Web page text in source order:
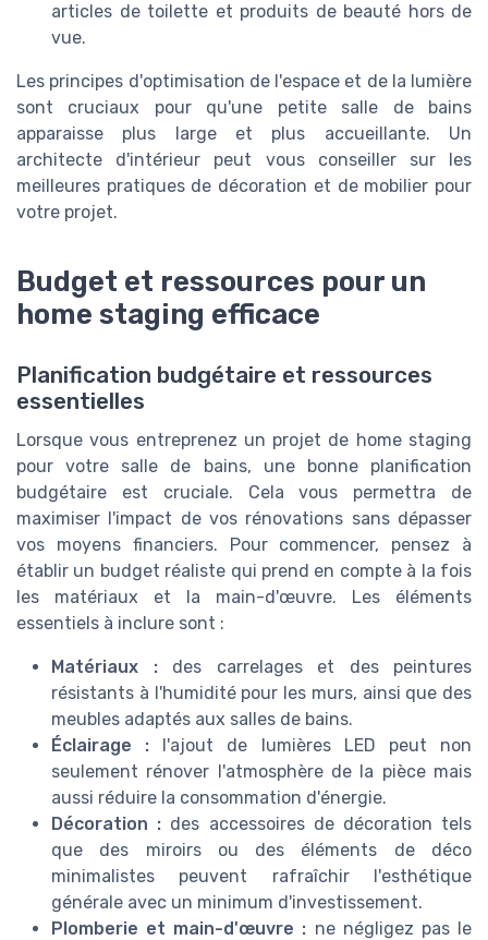
articles de toilette et produits de beauté hors de
vue.
Les principes d'optimisation de l'espace et de la lumière
sont cruciaux pour qu'une petite salle de bains
apparaisse plus large et plus accueillante. Un
architecte d'intérieur peut vous conseiller sur les
meilleures pratiques de décoration et de mobilier pour
votre projet.
Budget et ressources pour un
home staging efficace
Planification budgétaire et ressources
essentielles
Lorsque vous entreprenez un projet de home staging
pour votre salle de bains, une bonne planification
budgétaire est cruciale. Cela vous permettra de
maximiser l'impact de vos rénovations sans dépasser
vos moyens financiers. Pour commencer, pensez à
établir un budget réaliste qui prend en compte à la fois
les matériaux et la main-d'œuvre. Les éléments
essentiels à inclure sont :
Matériaux :des carrelages et des peintures
résistants à l'humidité pour les murs, ainsi que des
meubles adaptés aux salles de bains.
Éclairage : l'ajout de lumières LED peut non
seulement rénover l'atmosphère de la pièce mais
aussi réduire la consommation d'énergie.
Décoration : des accessoires de décoration tels
que des miroirs ou des éléments de déco
minimalistes peuvent rafraîchir l'esthétique
générale avec un minimum d'investissement.
Plomberie et main-d'œuvre : ne négligez pas le